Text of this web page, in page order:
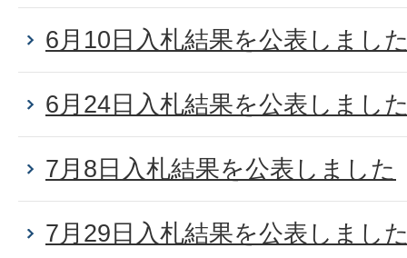
6月10日入札結果を公表しまし
6月24日入札結果を公表しまし
7月8日入札結果を公表しました
7月29日入札結果を公表しまし